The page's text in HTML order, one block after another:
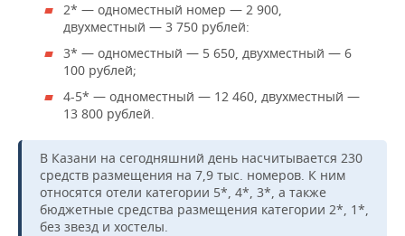
2* — одноместный номер — 2 900,
двухместный — 3 750 рублей:
3* — одноместный — 5 650, двухместный — 6
100 рублей;
4-5* — одноместный — 12 460, двухместный —
13 800 рублей.
В Казани на сегодняшний день насчитывается 230
средств размещения на 7,9 тыс. номеров. К ним
относятся отели категории 5*, 4*, 3*, а также
бюджетные средства размещения категории 2*, 1*,
без звезд и хостелы.